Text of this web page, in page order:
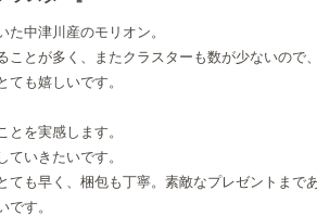
中津川産のモリオン。
ことが多く、またクラスターも数が少ないので
も嬉しいです。
を実感します。
ていきたいです。
も早く、梱包も丁寧。素敵なプレゼントまで
です。